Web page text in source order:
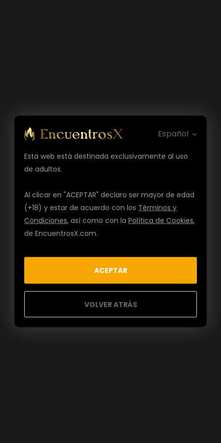
Español
Esta web está destinada exclusivamente al uso
de adultos.
Al clicar en "ACEPTAR" declaro ser mayor de edad
(+18) y estar de acuerdo con los Términos y
Condiciones, así como con laPolítica de Cookies,
de EncuentrosX.com.
ACEPTAR
VOLVER ATRÁS